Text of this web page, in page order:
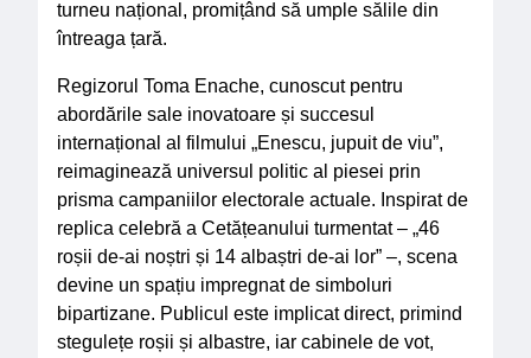
turneu național, promițând să umple sălile din
întreaga țară.
Regizorul Toma Enache, cunoscut pentru
abordările sale inovatoare și succesul
internațional al filmului „Enescu, jupuit de viu”,
reimaginează universul politic al piesei prin
prisma campaniilor electorale actuale. Inspirat de
replica celebră a Cetățeanului turmentat – „46
roșii de-ai noștri și 14 albaștri de-ai lor” –, scena
devine un spațiu impregnat de simboluri
bipartizane. Publicul este implicat direct, primind
stegulețe roșii și albastre, iar cabinele de vot,